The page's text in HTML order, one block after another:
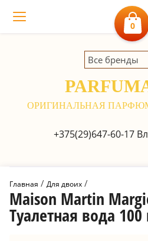
0
+375(29)647-60-17
Все бренды
ОРИГИНАЛЬНАЯ
Главная / Для двоих /
Maison Martin
Туалетная вода